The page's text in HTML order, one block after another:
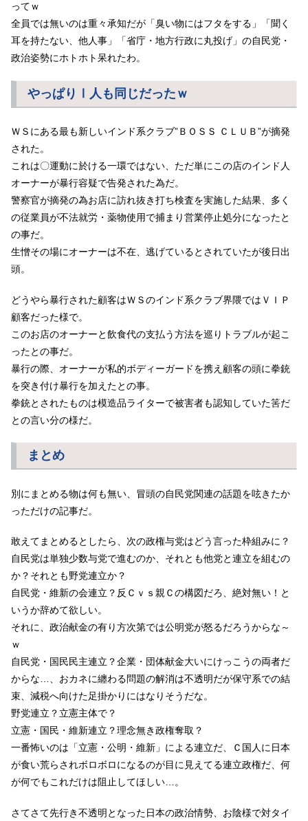
ってｗ
全員では無いのは重々承知だが「臭い物にはフタをする」「聞く
耳を持たない、他人事」「省庁・地方行政に丸投げ」の自民党・
政治姿勢にホトホト呆れたわ。
やっぱりⅠ人も同じだったｗ
ＷＳにある最も新しいインド系クラブ”ＢＯＳＳ ＣＬＵＢ”が摘発
された。
これは〇運動に於ける一環ではない、ただ単にこの店のインド人
オーナーが暴行容疑で告発された為だ。
警察官が摘発の為お店に訪れ抜き打ち検査を実施した結果、多く
の従業員が不法就労・薬物使用で捕まり営業停止処分になったと
の事だ。
生憎その場にオーナーは不在、逃げているとされていたが後日出
頭。
どうやら暴行された顧客はＷＳのインド系クラブ界隈ではＶＩＰ
顧客だった様で。
このお店のオーナーと飲食代の支払う方法を巡りトラブルが起こ
ったとの事だ。
暴行の際、オーナーが私的ボディーガードを携え顧客の頭に拳銃
を突き付け暴行を加えたとの事。
拳銃とされたものは模造品ライターで被害者も認知していた筈だ
との言い分の様だ。
まとめ
別にまとめる物は何も無い、冒頭の自民党関連の話題を呟きたか
っただけの記事だ。
敢えてまとめるとしたら、次の政権与党はどう言った枠組みに？
自民党は単独少数与党で進むのか、それとも他党と連立を組むの
か？それとも野党連立か？
自民党・維新の会連立？反Ｃｖｓ親Ｃの構図だろ、絶対無い！と
いうか辞めて欲しい。
それに、政治献金の有り方次第では公明党が怒るだろうからな～
ｗ
自民党・国民民主連立？企業・団体献金大いにけっこうの両者だ
からな…、おカネに纏わる問題の解消は不透明だが保守系での結
束、減税へ向けた足掛かりにはなりそうだな。
野党連立？立憲主体で？
立憲・国民・維新連立？理念無き政権奪取？
一番怖いのは「立憲・公明・維新」による連立だ、Ｃ国人に日本
が食い荒らされボロボロになるのが目に見えてる連立政権だ、何
が何でもこれだけは阻止してほしい…。
さてさて先行き不透明となった日本の政治情勢、お陰様で対タイ